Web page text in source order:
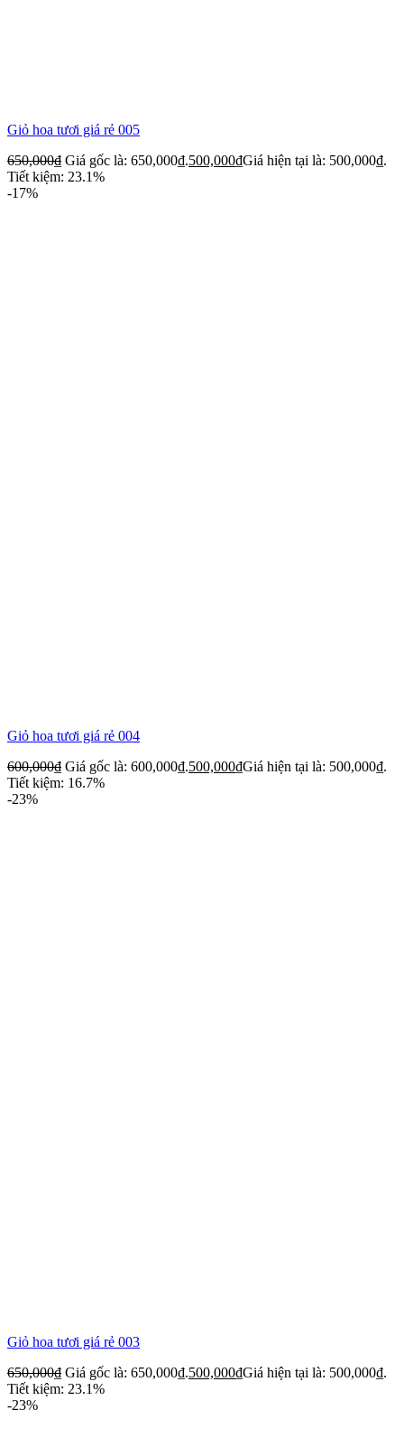
Giỏ hoa tươi giá rẻ 005
650,000₫ Giá gốc là: 650,000₫.500,000₫Giá hiện tại là: 500,000₫.
Tiết kiệm: 23.1%
-17%
Giỏ hoa tươi giá rẻ 004
600,000₫ Giá gốc là: 600,000₫.500,000₫Giá hiện tại là: 500,000₫.
Tiết kiệm: 16.7%
-23%
Giỏ hoa tươi giá rẻ 003
650,000₫ Giá gốc là: 650,000₫.500,000₫Giá hiện tại là: 500,000₫.
Tiết kiệm: 23.1%
-23%